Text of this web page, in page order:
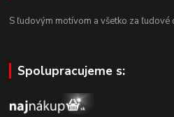
S ľudovým motívom a všetko za ľudové
Spolupracujeme s: